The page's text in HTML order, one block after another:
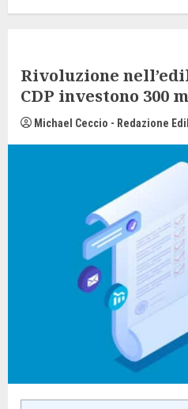
Rivoluzione
CDP investono
Michael Ceccio - Redazione